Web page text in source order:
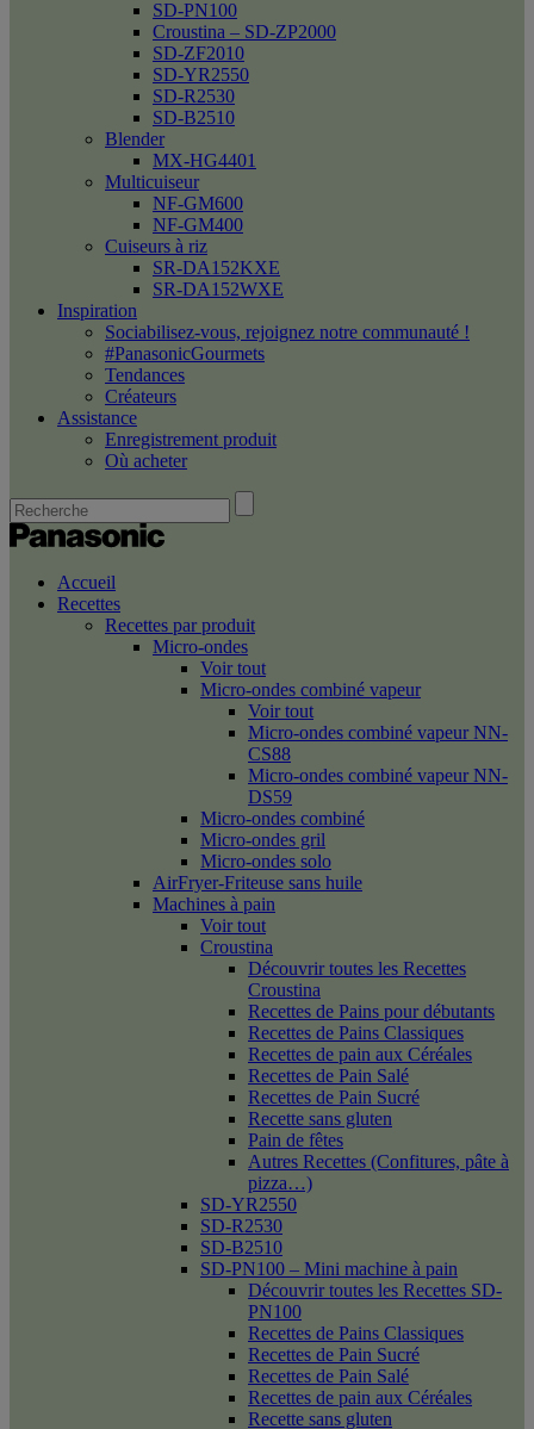
SD-PN100
Croustina – SD-ZP2000
SD-ZF2010
SD-YR2550
SD-R2530
SD-B2510
Blender
MX-HG4401
Multicuiseur
NF-GM600
NF-GM400
Cuiseurs à riz
SR-DA152KXE
SR-DA152WXE
Inspiration
Sociabilisez-vous, rejoignez notre communauté !
#PanasonicGourmets
Tendances
Créateurs
Assistance
Enregistrement produit
Où acheter
Accueil
Recettes
Recettes par produit
Micro-ondes
Voir tout
Micro-ondes combiné vapeur
Voir tout
Micro-ondes combiné vapeur NN-
CS88
Micro-ondes combiné vapeur NN-
DS59
Micro-ondes combiné
Micro-ondes gril
Micro-ondes solo
AirFryer-Friteuse sans huile
Machines à pain
Voir tout
Croustina
Découvrir toutes les Recettes
Croustina
Recettes de Pains pour débutants
Recettes de Pains Classiques
Recettes de pain aux Céréales
Recettes de Pain Salé
Recettes de Pain Sucré
Recette sans gluten
Pain de fêtes
Autres Recettes (Confitures, pâte à
pizza…)
SD-YR2550
SD-R2530
SD-B2510
SD-PN100 – Mini machine à pain
Découvrir toutes les Recettes SD-
PN100
Recettes de Pains Classiques
Recettes de Pain Sucré
Recettes de Pain Salé
Recettes de pain aux Céréales
Recette sans gluten